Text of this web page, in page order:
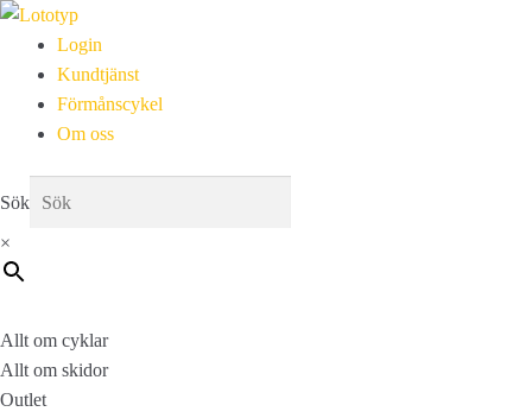
Login
Kundtjänst
Förmånscykel
Om oss
Sök
×
Allt om cyklar
Allt om skidor
Outlet